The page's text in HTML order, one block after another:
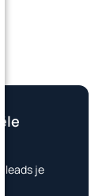
leads je